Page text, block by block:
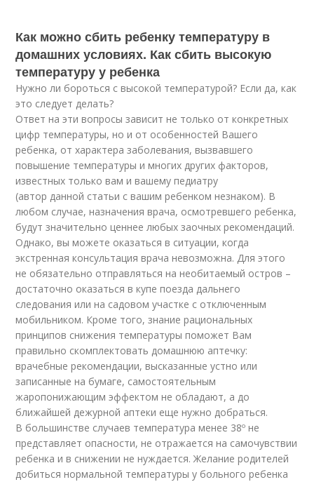
Как можно сбить ребенку температуру в
домашних условиях. Как сбить высокую
температуру у ребенка
Нужно ли бороться с высокой температурой? Если да, как
это следует делать?
Ответ на эти вопросы зависит не только от конкретных
цифр температуры, но и от особенностей Вашего
ребенка, от характера заболевания, вызвавшего
повышение температуры и многих других факторов,
известных только вам и вашему педиатру
(автор данной статьи с вашим ребенком незнаком). В
любом случае, назначения врача, осмотревшего ребенка,
будут значительно ценнее любых заочных рекомендаций.
Однако, вы можете оказаться в ситуации, когда
экстренная консультация врача невозможна. Для этого
не обязательно отправляться на необитаемый остров –
достаточно оказаться в купе поезда дальнего
следования или на садовом участке с отключенным
мобильником. Кроме того, знание рациональных
принципов снижения температуры поможет Вам
правильно скомплектовать домашнюю аптечку:
врачебные рекомендации, высказанные устно или
записанные на бумаге, самостоятельным
жаропонижающим эффектом не обладают, а до
ближайшей дежурной аптеки еще нужно добраться.
В большинстве случаев температура менее 38º не
представляет опасности, не отражается на самочувствии
ребенка и в снижении не нуждается. Желание родителей
добиться нормальной температуры у больного ребенка